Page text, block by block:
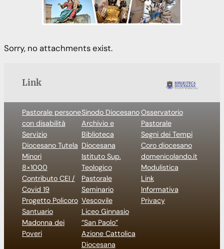
Sorry, no attachments exist.
Link
Pastorale persone
con disabilità
Servizio
Diocesano Tutela
Minori
8×1000
Contributo CEI /
Covid 19
Progetto Policoro
Santuario
Madonna dei
Poveri
Sinodo Diocesano
Archivio e
Biblioteca
Diocesana
Istituto Sup.
Teologico
Pastorale
Seminario
Vescovile
Liceo Ginnasio
“San Paolo”
Azione Cattolica
Diocesana
Osservatorio
Pastorale
Segni dei Tempi
Coro diocesano
domenicolando.it
Modulistica
Link
Informativa
Privacy